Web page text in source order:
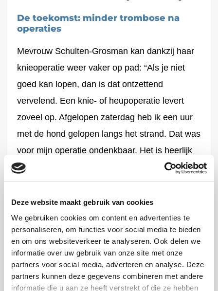
Deze website maakt gebruik van cookies
We gebruiken cookies om content en advertenties te
personaliseren, om functies voor social media te bieden
en om ons websiteverkeer te analyseren. Ook delen we
informatie over uw gebruik van onze site met onze
partners voor social media, adverteren en analyse. Deze
partners kunnen deze gegevens combineren met andere
informatie die u aan ze heeft verstrekt of die ze hebben
De toekomst: minder trombose na
operaties
Mevrouw Schulten-Grosman kan dankzij haar
knieoperatie weer vaker op pad: “Als je niet
goed kan lopen, dan is dat ontzettend
vervelend. Een knie- of heupoperatie levert
zoveel op. Afgelopen zaterdag heb ik een uur
met de hond gelopen langs het strand. Dat was
voor mijn operatie ondenkbaar. Het is heerlijk
dat mijn mobiliteit is vergroot.”
longembolie, toch blijft ze optimistisch: “Ik
geloof echt in vooruitgang en de moderne
medische wereld.” Dat vertrouwen deelt arts-
onderzoeker dr. Banne Nemeth: “Onderzoek
naar complicaties zoals trombose is hard